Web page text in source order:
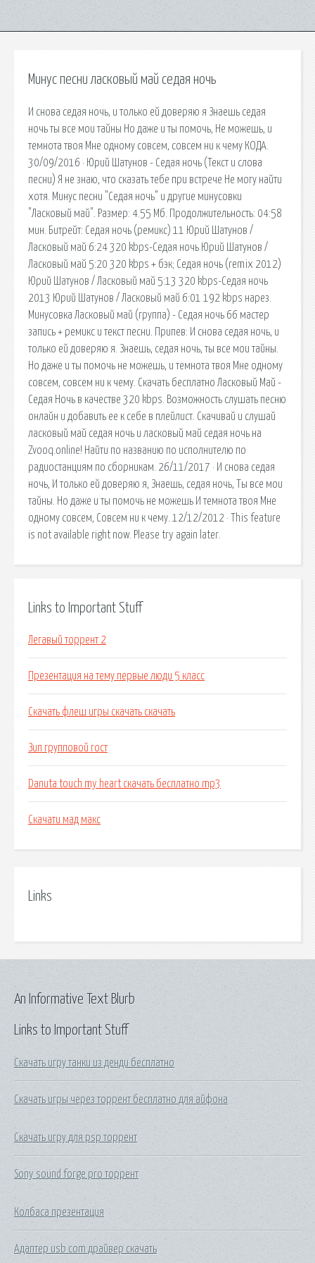
Минус песни ласковый май седая ночь
И снова седая ночь, и только ей доверяю я Знаешь седая
ночь ты все мои тайны Но даже и ты помочь, Не можешь, и
темнота твоя Мне одному совсем, совсем ни к чему КОДА.
30/09/2016 · Юрий Шатунов - Седая ночь (Текст и слова
песни) Я не знаю, что сказать тебе при встрече Не могу найти
хотя. Минус песни "Седая ночь" и другие минусовки
"Ласковый май". Размер: 4.55 Мб. Продолжительность: 04:58
мин. Битрейт: Седая ночь (ремикс) 11 Юрий Шатунов /
Ласковый май 6:24 320 kbps-Седая ночь Юрий Шатунов /
Ласковый май 5:20 320 kbps + бэк; Седая ночь (remix 2012)
Юрий Шатунов / Ласковый май 5:13 320 kbps-Седая ночь
2013 Юрий Шатунов / Ласковый май 6:01 192 kbps нарез.
Минусовка Ласковый май (группа) - Седая ночь 66 мастер
запись + ремикс и текст песни. Припев: И снова седая ночь, и
только ей доверяю я. Знаешь, седая ночь, ты все мои тайны.
Но даже и ты помочь не можешь, и темнота твоя Мне одному
совсем, совсем ни к чему. Скачать бесплатно Ласковый Май -
Седая Ночь в качестве 320 kbps. Возможность слушать песню
онлайн и добавить ее к себе в плейлист. Скачивай и слушай
ласковый май седая ночь и ласковый май седая ночь на
Zvooq.online! Найти по названию по исполнителю по
радиостанциям по сборникам. 26/11/2017 · И снова седая
ночь, И только ей доверяю я, Знаешь, седая ночь, Ты все мои
тайны. Но даже и ты помочь не можешь И темнота твоя Мне
одному совсем, Совсем ни к чему. 12/12/2012 · This feature
is not available right now. Please try again later.
Links to Important Stuff
Легавый торрент 2
Презентация на тему первые люди 5 класс
Скачать флеш игры скачать скачать
Зип групповой гост
Danuta touch my heart скачать бесплатно mp3
Скачати мад макс
Links
Links to Important Stuff
Скачать игру танки из денди бесплатно
Скачать игры через торрент бесплатно для айфона
Скачать игру для psp торрент
Sony sound forge pro торрент
Колбаса презентация
Адаптер usb com драйвер скачать
An Informative Text Blurb